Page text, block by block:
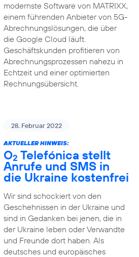
modernste Software von MATRIXX,
einem führenden Anbieter von 5G-
Abrechnungslösungen, die über
die Google Cloud läuft.
Geschäftskunden profitieren von
Abrechnungsprozessen nahezu in
Echtzeit und einer optimierten
Rechnungsübersicht.
28. Februar 2022
AKTUELLER HINWEIS:
O2 Telefónica stellt
Anrufe und SMS in
die Ukraine kostenfrei
Wir sind schockiert von den
Geschehnissen in der Ukraine und
sind in Gedanken bei jenen, die in
der Ukraine leben oder Verwandte
und Freunde dort haben. Als
deutsches und europäisches